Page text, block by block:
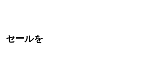
セールを